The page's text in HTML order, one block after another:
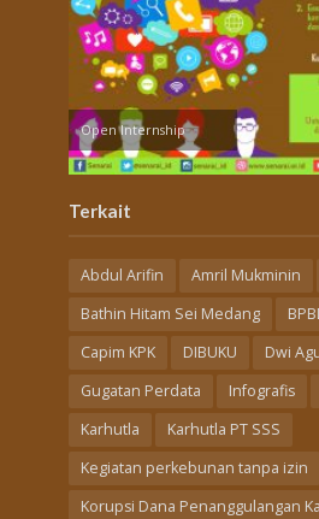
Open Internship
Terkait
Abdul Arifin Amril Mukminin
Bathin Hitam Sei Medang
Capim KPK
DIBUKU
Dwi
Gugatan Perdata
Infografis
Karhutla
Karhutla PT SSS
Kegiatan perkebunan tanpa izin
Korupsi Dana Penanggulangan